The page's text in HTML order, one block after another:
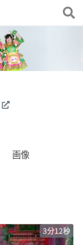
画像
3分12秒